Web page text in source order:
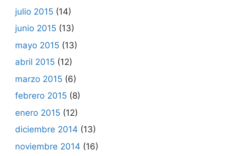
julio 2015 (14)
junio 2015 (13)
mayo 2015 (13)
abril 2015 (12)
marzo 2015 (6)
febrero 2015 (8)
enero 2015 (12)
diciembre 2014 (13)
noviembre 2014 (16)